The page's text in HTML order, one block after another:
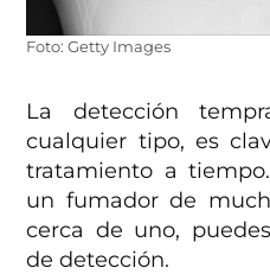
Foto: Getty Images
La detección
cualquier tipo, es
tratamiento a
un fumador de
cerca de uno,
de detección.